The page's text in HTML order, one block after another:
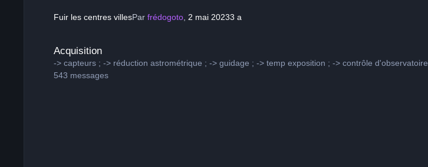
Fuir les centres villesParfrédogoto 2 mai 20233 a
Acquisition
-> capteurs ; -> réduction astrométrique ; -> guidage ; -> temp exposition ; -> contrôle d'observatoire
543 messages